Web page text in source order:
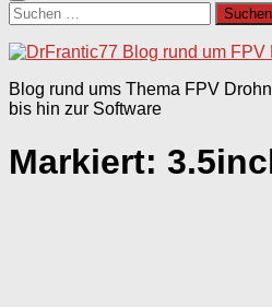
Suchen
nach:
Blog rund ums Thema FPV
bis hin zur Software
Markiert: